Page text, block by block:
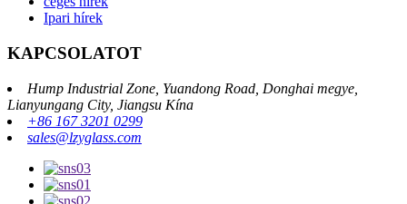
Ipari hírek
KAPCSOLATOT
Hump ​​Industrial Zone, Yuandong Road, Donghai megye,
Lianyungang City, Jiangsu Kína
+86 167 3201 0299
sales@lzyglass.com